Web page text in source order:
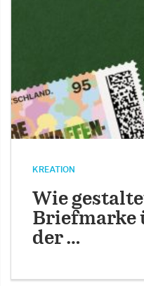
KREATION
Wie
Briefmarke
der …